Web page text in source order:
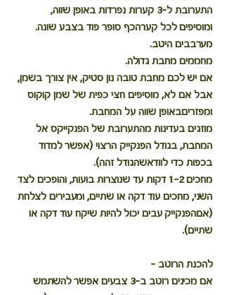
התערובת ל-3 קערות נפרדות באופן שווה,
ומוסיפים לכל קערהכף סופר פוד בצבע שונה.
מערבבים היטב.
מחממים מחבת גדולה.
אם יש לכם מחבת טובה נון סטיק, אין צורך בשמן,
אבל אם לא, מוסיפים חצי כפית של שמן קוקוס
ומפזריםבאופן שווה על המחבת.
מוזגים בעדינות מהתערובת של הפנקייקס אל
המחבת, בגודל הפנקייק הרצוי (אפשר למדוד
בכפות כדי לוודאשהגודל זהה).
מחכים 1-2 דקות עד שנוצרות בועות, והופכים לצד
השני, מחכים עוד דקה או שתיים, ומעבירים לצלחת
(אםהפנקייק עבים יכול להיות שיקח עוד דקה או
שתיים).
להכנת הרוטב -
אם מכינים רוטב ב-3 צבעים אפשר להשתמש